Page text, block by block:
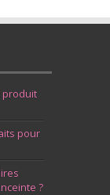
produit
pour
?